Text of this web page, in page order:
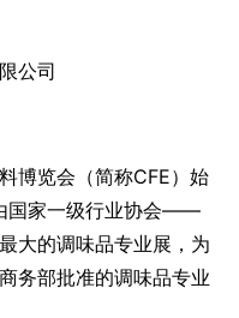
公司
博览会（简称CFE）始
国家一级行业协会——
大的调味品专业展，为
务部批准的调味品专业